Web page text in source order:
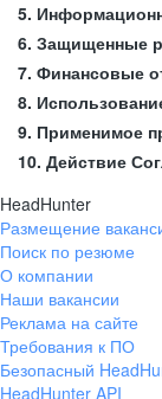
5.
6. Защищенные
7. Финансовые
8.
9. Применимое
10. Действие
HeadHunter
Размещение
Поиск по резюме
О компании
Наши вакансии
Реклама на сайте
Требования к ПО
Безопасный
HeadHunter API